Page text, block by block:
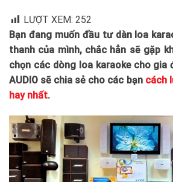
LƯỢT XEM: 252
Bạn đang muốn đầu tư dàn loa
thanh của mình, chắc hẳn sẽ gặp
chọn các dòng loa karaoke cho gia
AUDIO sẽ chia sẻ cho các bạn cách
hay nhất.